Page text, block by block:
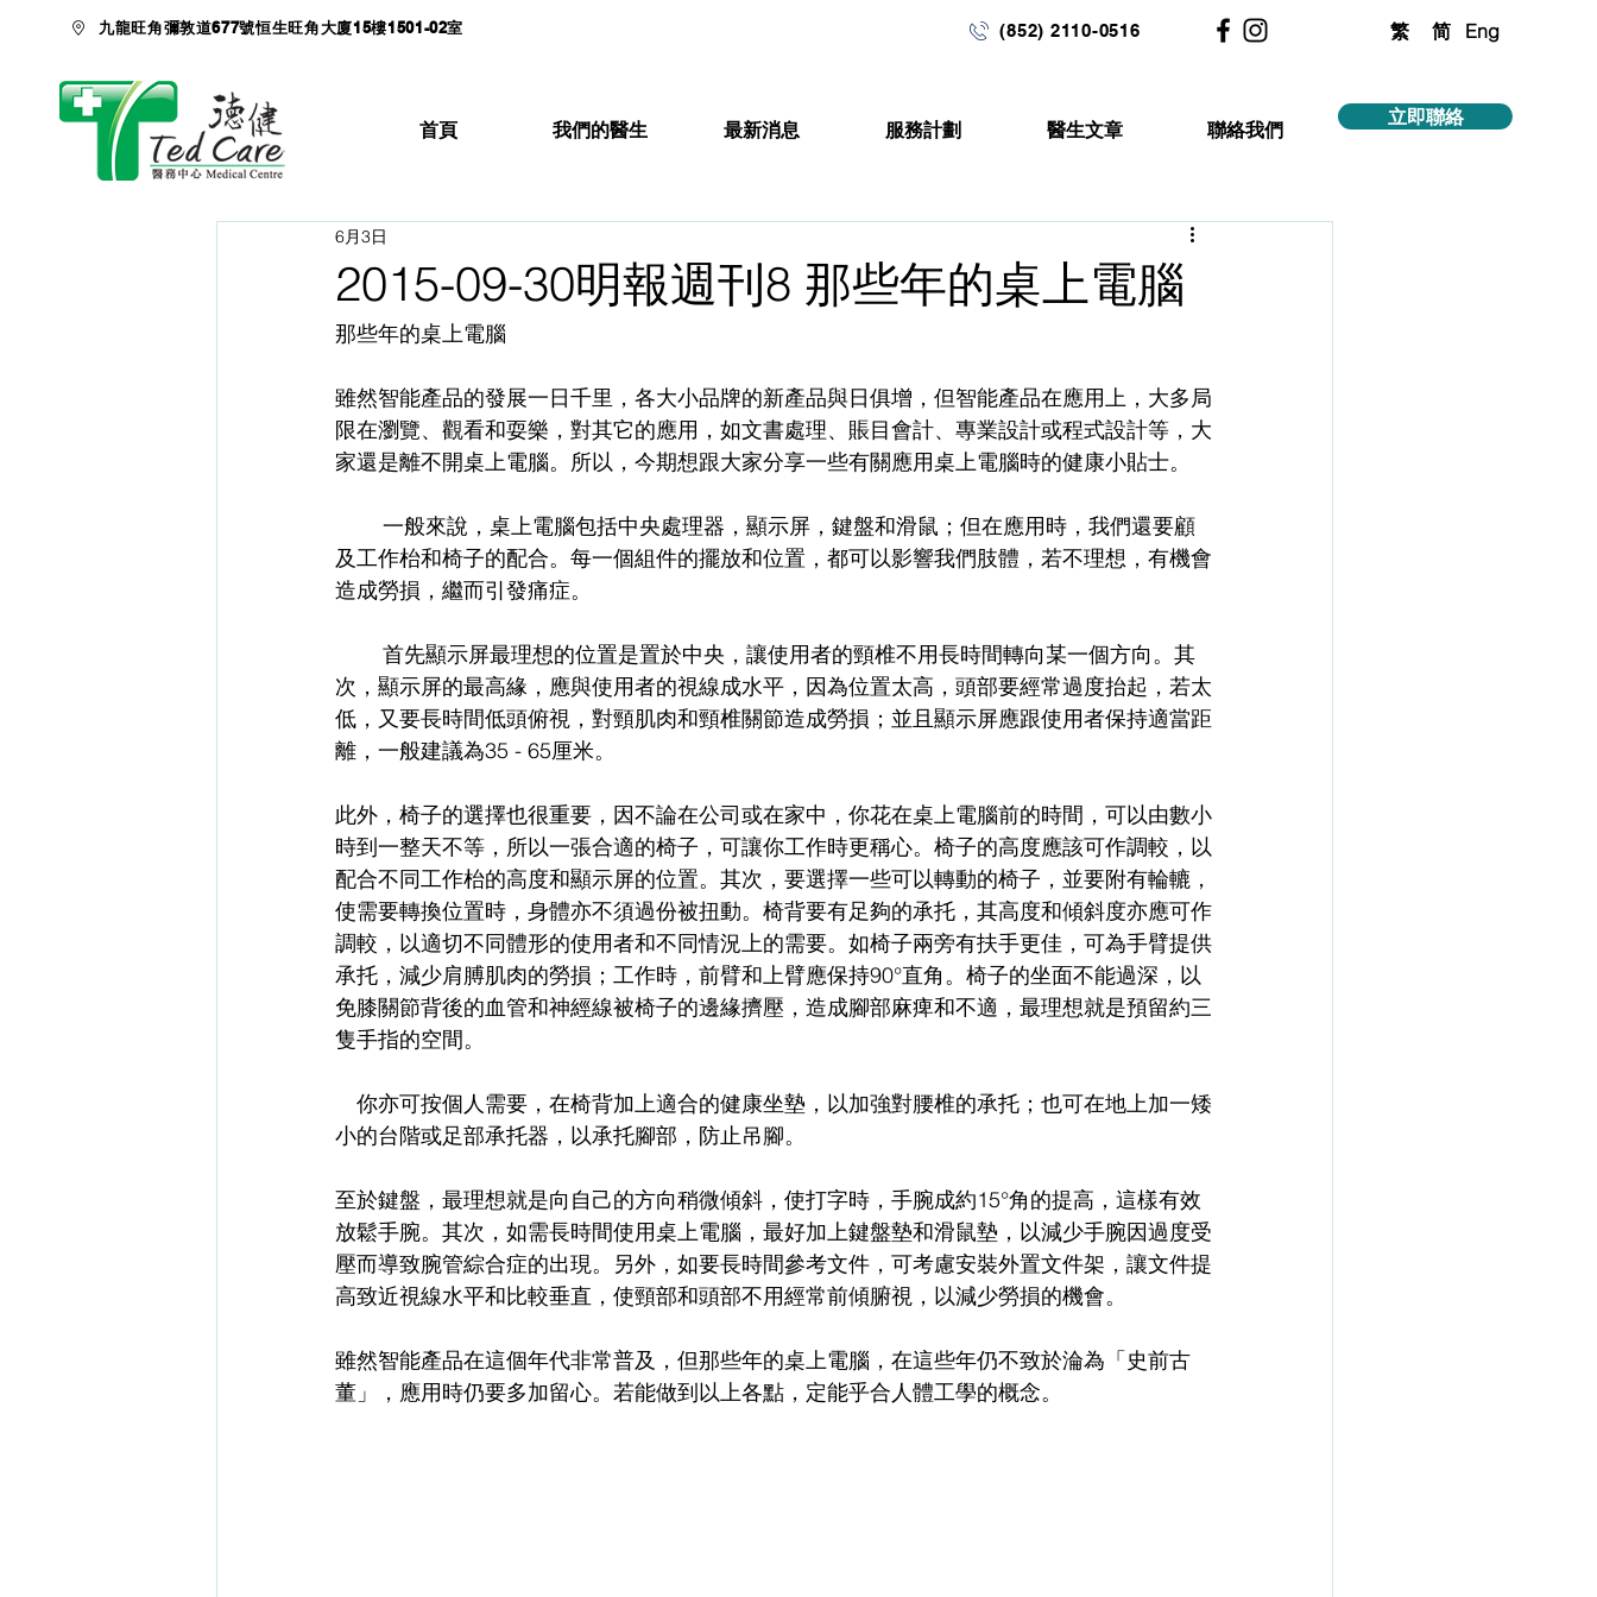
九龍旺角彌敦道677號恒生旺角大廈15樓1501-02室 (852) 2110-0516 繁 简 Eng
立即聯絡
首頁 我們的醫生 最新消息 服務計劃 醫生文章 聯絡我們
2015-09-30明報週刊8 那些年的桌上電腦
6月3日
那些年的桌上電腦
雖然智能產品的發展一日千里，各大小品牌的新產品與日俱增，但智能產品在應用上，大多局
限在瀏覽、觀看和耍樂，對其它的應用，如文書處理、賬目會計、專業設計或程式設計等，大
家還是離不開桌上電腦。所以，今期想跟大家分享一些有關應用桌上電腦時的健康小貼士。
及工作枱和椅子的配合。每一個組件的擺放和位置，都可以影響我們肢體，若不理想，有機會
造成勞損，繼而引發痛症。
次，顯示屏的最高緣，應與使用者的視線成水平，因為位置太高，頭部要經常過度抬起，若太
低，又要長時間低頭俯視，對頸肌肉和頸椎關節造成勞損；並且顯示屏應跟使用者保持適當距
離，一般建議為35 - 65厘米。
此外，椅子的選擇也很重要，因不論在公司或在家中，你花在桌上電腦前的時間，可以由數小
時到一整天不等，所以一張合適的椅子，可讓你工作時更稱心。椅子的高度應該可作調較，以
配合不同工作枱的高度和顯示屏的位置。其次，要選擇一些可以轉動的椅子，並要附有輪轆，
使需要轉換位置時，身體亦不須過份被扭動。椅背要有足夠的承托，其高度和傾斜度亦應可作
調較，以適切不同體形的使用者和不同情況上的需要。如椅子兩旁有扶手更佳，可為手臂提供
承托，減少肩膊肌肉的勞損；工作時，前臂和上臂應保持90°直角。椅子的坐面不能過深，以
免膝關節背後的血管和神經線被椅子的邊緣擠壓，造成腳部麻痺和不適，最理想就是預留約三
隻手指的空間。
你亦可按個人需要，在椅背加上適合的健康坐墊，以加強對腰椎的承托；也可在地上加一矮
小的台階或足部承托器，以承托腳部，防止吊腳。
至於鍵盤，最理想就是向自己的方向稍微傾斜，使打字時，手腕成約15°角的提高，這樣有效
放鬆手腕。其次，如需長時間使用桌上電腦，最好加上鍵盤墊和滑鼠墊，以減少手腕因過度受
壓而導致腕管綜合症的出現。另外，如要長時間參考文件，可考慮安裝外置文件架，讓文件提
高致近視線水平和比較垂直，使頸部和頭部不用經常前傾腑視，以減少勞損的機會。
雖然智能產品在這個年代非常普及，但那些年的桌上電腦，在這些年仍不致於淪為「史前古
董」，應用時仍要多加留心。若能做到以上各點，定能乎合人體工學的概念。